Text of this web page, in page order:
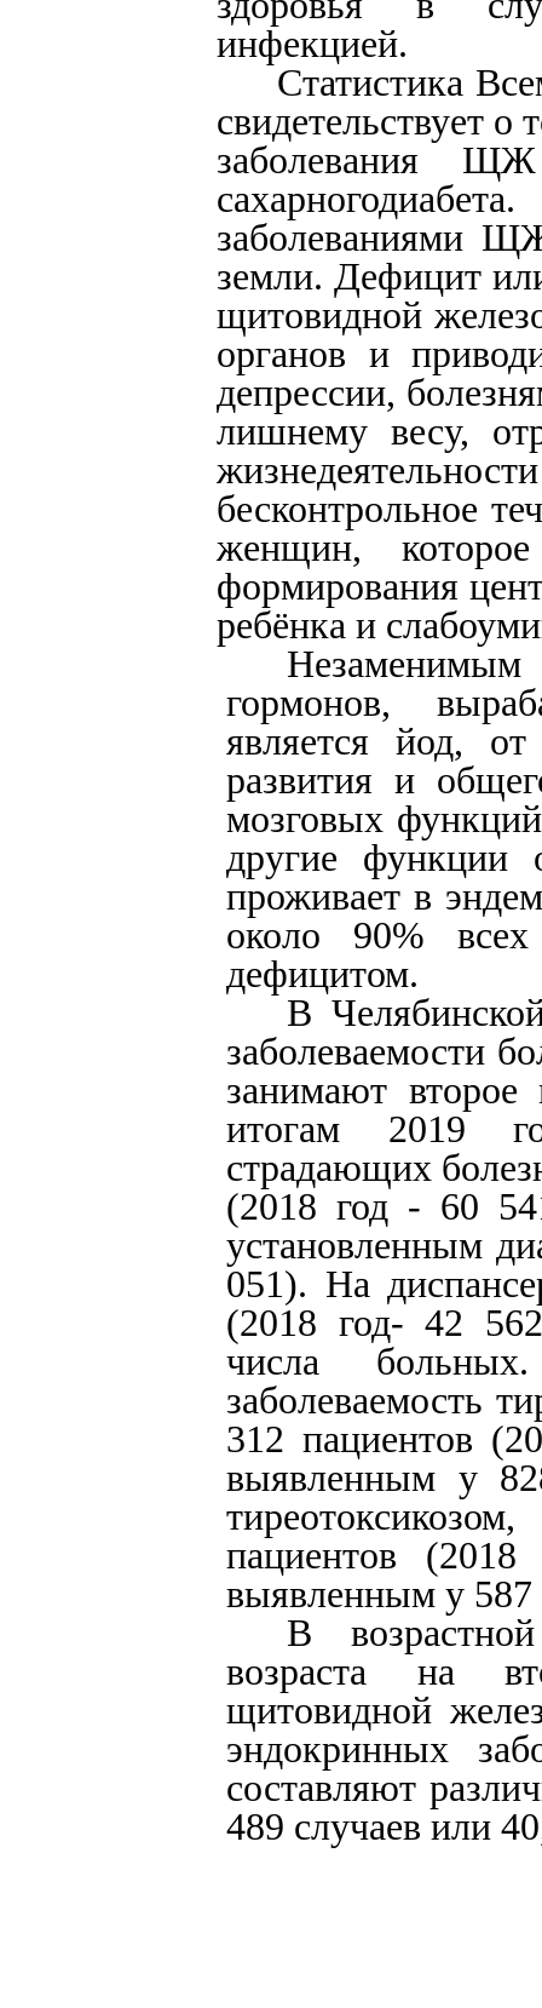
инфекцией.
Статистика
свидетельствует
заболевания
заболеваниями
земли. Дефицит
щитовидной
органов и
депрессии,
лишнему весу,
бесконтрольное
женщин,
формирования
ребёнка и
Незаменимым
гормонов,
является йод,
развития и
мозговых
другие функции
проживает в
около 90%
дефицитом.
В
заболеваемости
занимают второе
итогам 2019
страдающих
(2018 год - 60
установленным
051). На
(2018 год- 42
числа
заболеваемость
312 пациентов
выявленным у
пациентов
выявленным у 587
В
возраста на
щитовидной
эндокринных
составляют
489 случаев или